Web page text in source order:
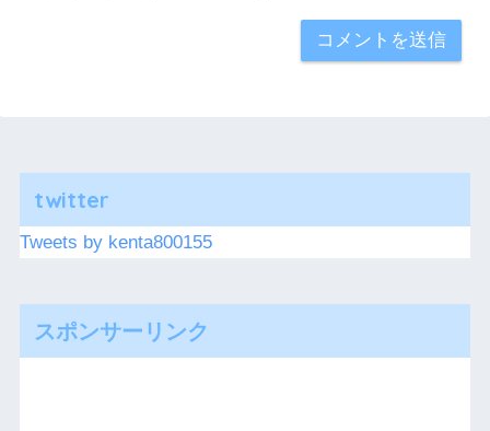
twitter
Tweets by kenta800155
スポンサーリンク